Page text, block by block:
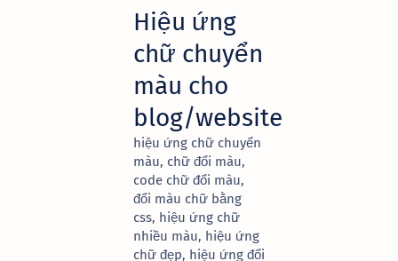
Hiệu ứng
chữ chuyển
màu cho
blog/website
hiệu ứng chữ chuyển
màu, chữ đổi màu,
code chữ đổi màu,
đổi màu chữ bằng
css, hiệu ứng chữ
nhiều màu, hiệu ứng
chữ đẹp, hiệu ứng đổi